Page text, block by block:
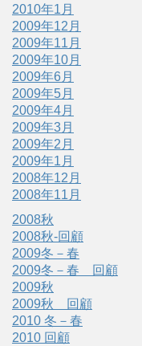
2010年1月
2009年12月
2009年11月
2009年10月
2009年6月
2009年5月
2009年4月
2009年3月
2009年2月
2009年1月
2008年12月
2008年11月
2008秋
2008秋-回顧
2009冬－春
2009冬－春 回顧
2009秋
2009秋 回顧
2010 冬－春
2010 回顧